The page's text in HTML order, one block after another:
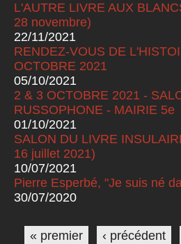
L'AUTRE LIVRE AUX
28 novembre)
22/11/2021
RENDEZ-VOUS DE
OCTOBRE 2021
05/10/2021
2 & 3 OCTOBRE 2021 -
RUSSOPHONE - MAIRIE 5e
01/10/2021
SALON DU LIVRE
16 juillet 2021)
10/07/2021
Pierre Esperbé, "Je suis né
30/07/2020
Pages
« premier ‹ précédent